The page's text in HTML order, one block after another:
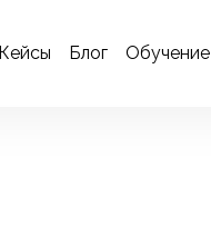
Кейсы Блог Обучение